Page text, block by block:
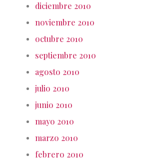
diciembre 2010
noviembre 2010
octubre 2010
septiembre 2010
agosto 2010
julio 2010
junio 2010
mayo 2010
marzo 2010
febrero 2010